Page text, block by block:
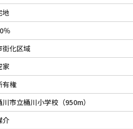
地
％
街化区域
家
有権
川市立桶川小学校（950m）
介